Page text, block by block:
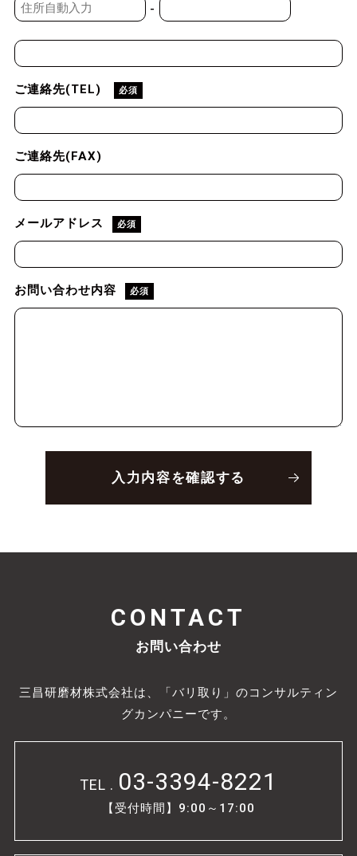
-
ご連絡先(TEL) 必須
ご連絡先(FAX)
メールアドレス 必須
お問い合わせ内容 必須
CONTACT
お問い合わせ
三昌研磨材株式会社は、「バリ取り」のコンサルティン
グカンパニーです。
TEL . 03-3394-8221
【受付時間】9:00～17:00